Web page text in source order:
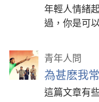
年輕人情緒
過，你是可
青年人問
為甚麽我
這篇文章有